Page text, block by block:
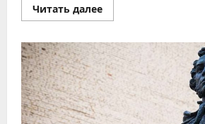
Читать далееПрочитать
больше
еще
называют
термометр:
синонимы,
история
и
профессиональный
сленг